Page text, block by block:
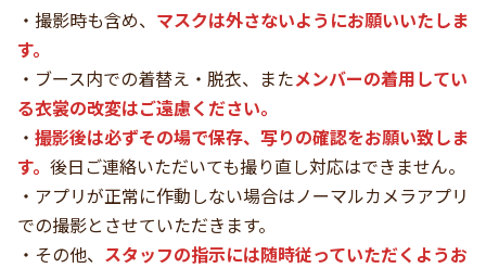
・撮影時も含め、 マスクは外さないようにお願いいたしま
す。
・ブース内での着替え・脱衣、またメンバーの着用してい
る衣裳の改変はご遠慮ください。
・ 撮影後は必ずその場で保存、写りの確認をお願い致しま
す。 後日ご連絡いただいても撮り直し対応はできません。
・アプリが正常に作動しない場合はノーマルカメラアプリ
での撮影とさせていただきます。
・その他、 スタッフの指示には随時従っていただくようお